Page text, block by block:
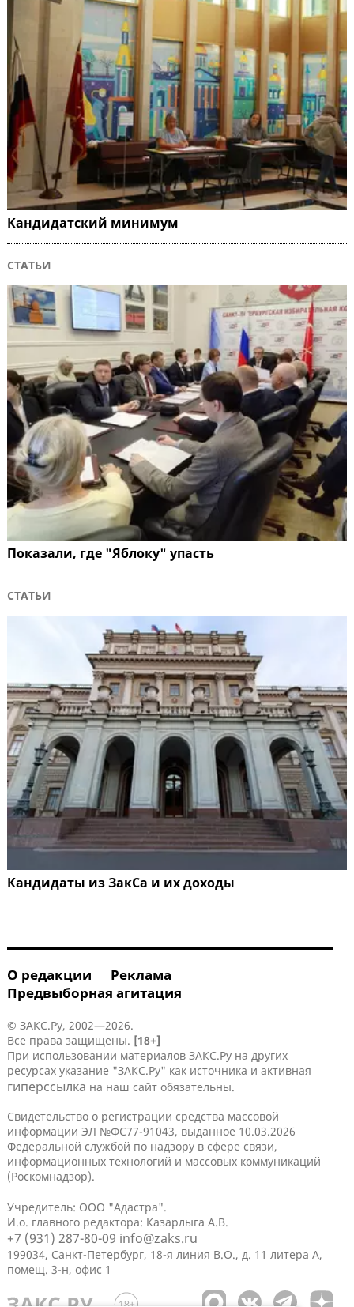
Кандидатский минимум
СТАТЬИ
Показали, где "Яблоку" упасть
СТАТЬИ
Кандидаты из ЗакСа и их доходы
О редакции
Реклама
Предвыборная агитация
© ЗАКС.Ру, 2002—2026.
Все права защищены. [18+]
При использовании материалов ЗАКС.Ру на других
ресурсах указание "ЗАКС.Ру" как источника и активная
гиперссылка на наш сайт обязательны.
Свидетельство о регистрации средства массовой
информации ЭЛ №ФС77-91043, выданное 10.03.2026
Федеральной службой по надзору в сфере связи,
информационных технологий и массовых коммуникаций
(Роскомнадзор).
Учредитель: ООО "Адастра".
И.о. главного редактора: Казарлыга А.В.
+7 (931) 287-80-09 info@zaks.ru
199034, Санкт-Петербург, 18-я линия В.О., д. 11 литера А,
помещ. 3-н, офис 1